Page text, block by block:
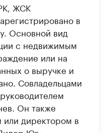
ЖСК
в
Основной вид
с недвижимым
или на
о выручке и
Совладельцами
Он также
или директором в